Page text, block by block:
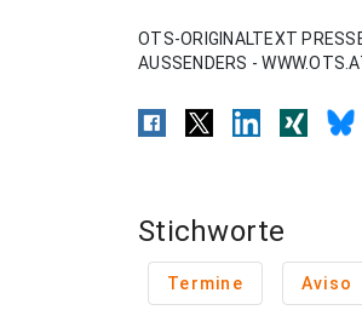
OTS-ORIGINALTEXT
AUSSENDERS -
Stichworte
Termine Aviso